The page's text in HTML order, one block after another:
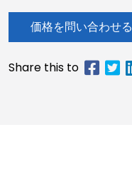
価格を問い合わせる